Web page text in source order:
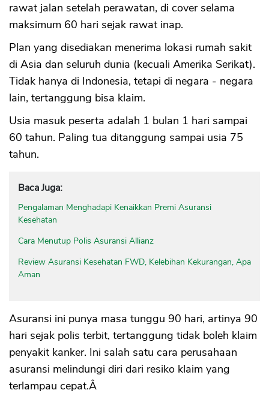
rawat jalan setelah perawatan, di cover selama
maksimum 60 hari sejak rawat inap.
Plan yang disediakan menerima lokasi rumah sakit
di Asia dan seluruh dunia (kecuali Amerika Serikat).
Tidak hanya di Indonesia, tetapi di negara - negara
lain, tertanggung bisa klaim.
Usia masuk peserta adalah 1 bulan 1 hari sampai
60 tahun. Paling tua ditanggung sampai usia 75
tahun.
Baca Juga:
Pengalaman Menghadapi Kenaikkan Premi Asuransi
Kesehatan
Cara Menutup Polis Asuransi Allianz
Review Asuransi Kesehatan FWD, Kelebihan Kekurangan, Apa
Aman
Asuransi ini punya masa tunggu 90 hari, artinya 90
hari sejak polis terbit, tertanggung tidak boleh klaim
penyakit kanker. Ini salah satu cara perusahaan
asuransi melindungi diri dari resiko klaim yang
terlampau cepat.Â